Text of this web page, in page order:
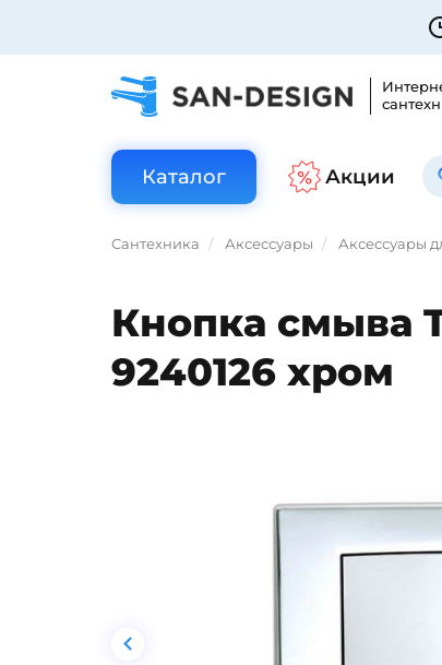
Каталог Акции
Сантехника Аксессуары Аксессуары
Кнопка смыва
9240126 хром